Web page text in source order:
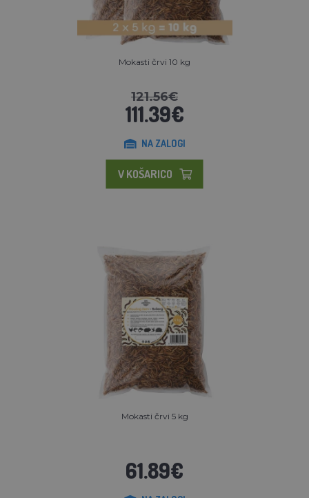
Mokasti črvi 10 kg
121.56€
111.39€
NA ZALOGI
V KOŠARICO
Mokasti črvi 5 kg
61.89€